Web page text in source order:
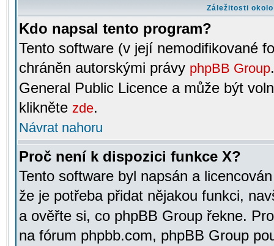
Záležitosti
Kdo napsal tento program?
Tento software (v její nemodifikované
chráněn autorskými právy phpBB Group
General Public Licence a může být
klikněte zde.
Návrat nahoru
Proč není k dispozici funkce X?
Tento software byl napsán a
že je potřeba přidat nějakou funkci,
a ověřte si, co phpBB Group řekne.
na fórum phpbb.com, phpBB Group